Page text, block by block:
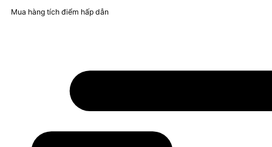
Mua hàng tích điểm hấp dẫn